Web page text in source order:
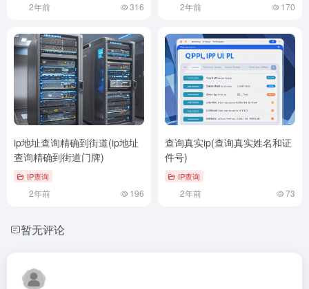
2年前 316 2年前 170
ip地址查询精确到街道(ip地址
查询精确到街道门牌)
IP查询
2年前 196
查询真实ip(查询真实姓名和证
件号)
IP查询
2年前 73
暂无评论